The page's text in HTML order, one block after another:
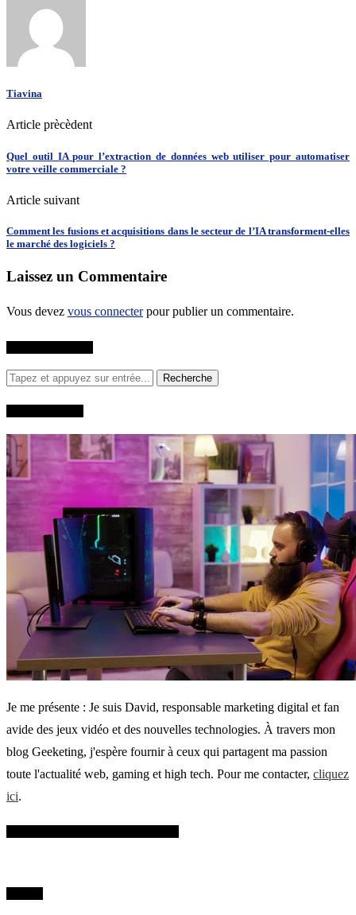
Tiavina
Article prècèdent
Quel outil IA pour l’extraction de données web utiliser pour automatiser
votre veille commerciale ?
Article suivant
Comment les fusions et acquisitions dans le secteur de l’IA transforment-elles
le marché des logiciels ?
Laissez un Commentaire
Vous devez vous connecterpour publier un commentaire.
Je me présente : Je suis David, responsable marketing digital et fan
avide des jeux vidéo et des nouvelles technologies. À travers mon
blog Geeketing, j'espère fournir à ceux qui partagent ma passion
toute l'actualité web, gaming et high tech. Pour me contacter, cliquez
ici.